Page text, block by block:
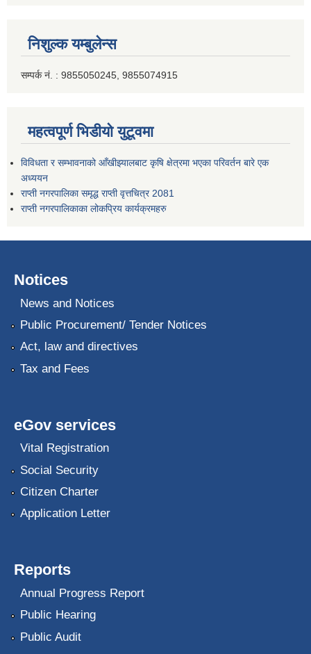
निशुल्क यम्बुलेन्स
सम्पर्क नं. : 9855050245, 9855074915
महत्वपूर्ण भिडीयो युटूवमा
विविधता र सम्भावनाको आँखीझ्यालबाट कृषि क्षेत्रमा भएका परिवर्तन बारे एक
अध्ययन
राप्ती नगरपालिका समृद्ध राप्ती वृत्तचित्र 2081
राप्ती नगरपालिकाका लोकप्रिय कार्यक्रमहरु
Notices
News and Notices
Public Procurement/ Tender Notices
Act, law and directives
Tax and Fees
eGov services
Vital Registration
Social Security
Citizen Charter
Application Letter
Reports
Annual Progress Report
Public Hearing
Public Audit